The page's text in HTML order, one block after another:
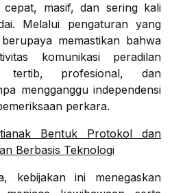
masif, dan sering kali
Melalui pengaturan yang
memastikan bahwa
komunikasi peradilan
tertib, profesional, dan
mengganggu independensi
perkara.
Bentuk Protokol dan
Berbasis Teknologi
kebijakan ini menegaskan